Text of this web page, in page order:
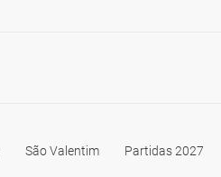
São Valentim Partidas 2027